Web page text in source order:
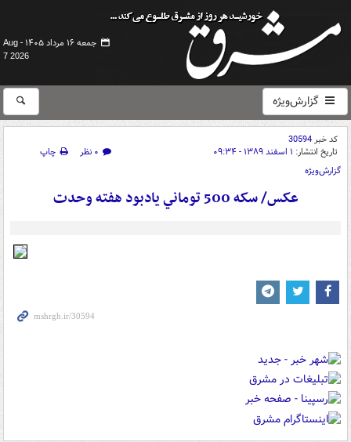
جمعه ۱۶ مرداد ۱۴۰۵ -
Aug
7 2026
گزارش‌ویژه
کد خبر30594
تاریخ انتشار: ۱ اسفند ۱۳۸۹ - ۰۹:۳۴ ۰ نظر
چاپ
گزارش‌ویژه
عکس/ سکه 500 توماني يادبود هفته وحدت